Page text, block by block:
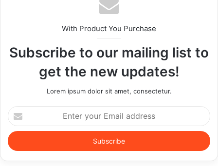
With Product You Purchase
Subscribe to our mailing list to
get the new updates!
Lorem ipsum dolor sit amet, consectetur.
Enter
your
Email
address